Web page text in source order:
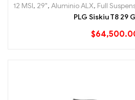
12 MSI, 29", Aluminio ALX, Full
PLG Siskiu T8 29
$